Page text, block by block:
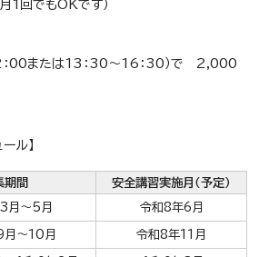
1回でもOKです）
：00または13：30～16：30）で 2,000
ル】
期間
安全講習実施月（予定）
月～5月 令和8年6月
月～10月 令和8年11月